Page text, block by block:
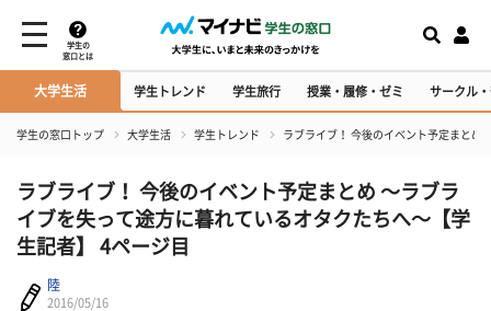
学生の
窓口とは
大学生活 学生トレンド 学生旅行 授業・履修・ゼミ サークル
学生の窓口トップ 大学生活 学生トレンド ラブライブ！ 今後のイベント予定まとめ
ラブライブ！ 今後のイベント予定まとめ ～ラブラ
イブを失って途方に暮れているオタクたちへ～【学
生記者】 4ページ目
陸
2016/05/16